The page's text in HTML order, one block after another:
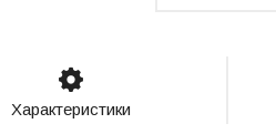
Характеристики